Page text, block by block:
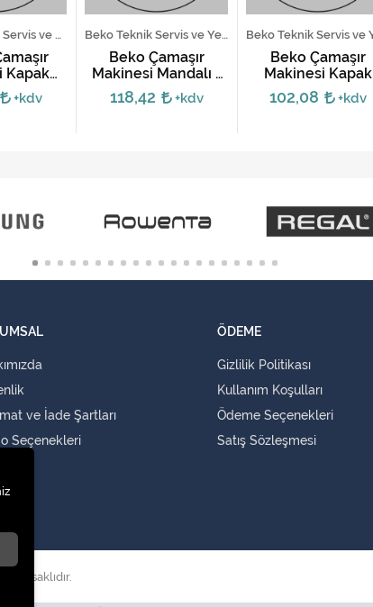
Indesit Teknik Servis ve Yedek Parça Hizmetleri
Kapak
-
+kdv
Beko Teknik Servis ve Yedek Parça Hizmetleri
Beko Çamaşır
Makinesi Mandalı -
Eski Tip
118,42 +kdv
Beko Çamaşır
Makinesi Kapak
Mandalı - Eski Tip
102,08 +kdv
ve İade Şartları
Seçenekleri
ÖDEME
Gizlilik Politikası
Kullanım Koşulları
Ödeme Seçenekleri
Satış Sözleşmesi
saklıdır.